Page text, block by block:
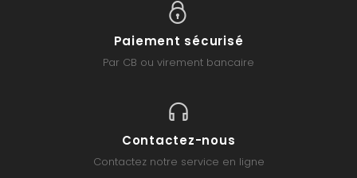
Paiement sécurisé
Par CB ou virement bancaire
Contactez-nous
Contactez notre service en ligne